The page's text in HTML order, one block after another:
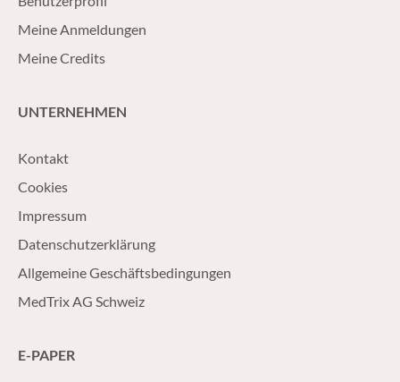
Meine Anmeldungen
Meine Credits
UNTERNEHMEN
Kontakt
Cookies
Impressum
Datenschutzerklärung
Allgemeine Geschäftsbedingungen
MedTrix AG Schweiz
E-PAPER